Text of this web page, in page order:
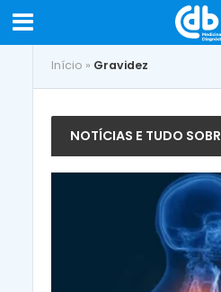
Início » Gravidez
NOTÍCIAS E TUDO